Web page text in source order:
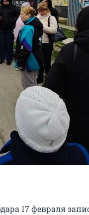
17 февраля